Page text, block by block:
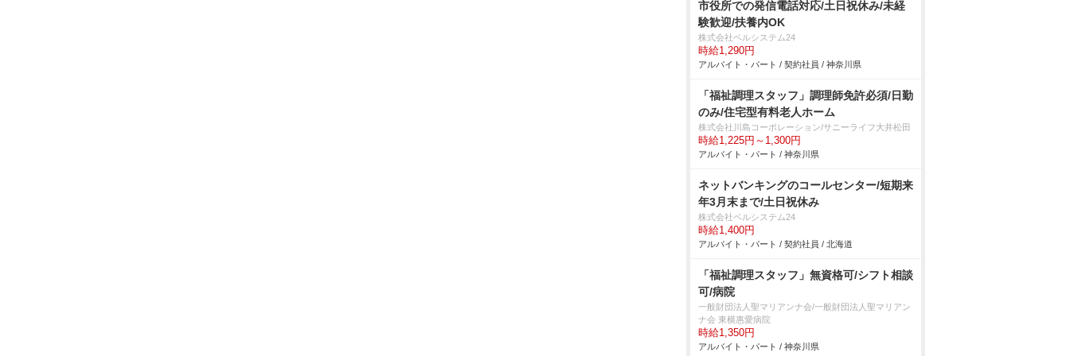
市役所での発信電話対応/土日祝休み/未経
験歓迎/扶養内OK
株式会社ベルシステム24
時給1,290円
アルバイト・パート / 契約社員 / 神奈川県
「福祉調理スタッフ」調理師免許必須/日勤
のみ/住宅型有料老人ホーム
株式会社川島コーポレーション/サニーライフ大井松田
時給1,225円～1,300円
アルバイト・パート / 神奈川県
ネットバンキングのコールセンター/短期来
年3月末まで/土日祝休み
株式会社ベルシステム24
時給1,400円
アルバイト・パート / 契約社員 / 北海道
「福祉調理スタッフ」無資格可/シフト相談
可/病院
一般財団法人聖マリアンナ会/一般財団法人聖マリアン
ナ会 東横惠愛病院
時給1,350円
アルバイト・パート / 神奈川県